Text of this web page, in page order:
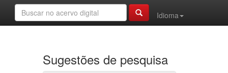
Idioma
Sugestões de pesquisa